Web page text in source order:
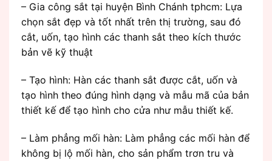
– Gia công sắt tại huyện Bình Chánh tphcm: Lựa
chọn sắt đẹp và tốt nhất trên thị trường, sau đó
cắt, uốn, tạo hình các thanh sắt theo kích thước
bản vẽ kỹ thuật
– Tạo hình: Hàn các thanh sắt được cắt, uốn và
tạo hình theo đúng hình dạng và mẫu mã của bản
thiết kế để tạo hình cho cửa như mẫu thiết kế.
– Làm phẳng mối hàn: Làm phẳng các mối hàn để
không bị lộ mối hàn, cho sản phẩm trơn tru và